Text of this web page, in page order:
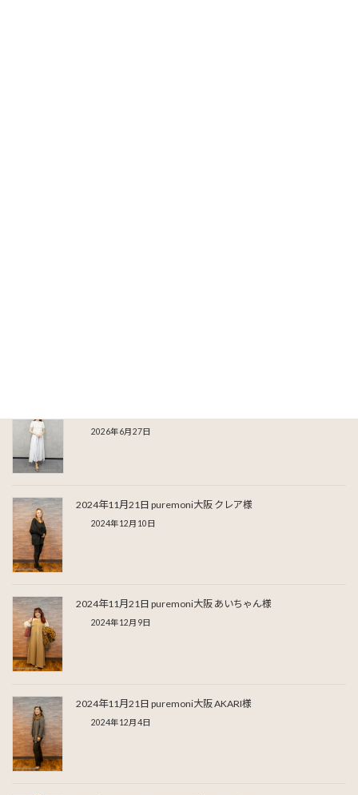
2026年6月27日
2024年11月21日 puremoni大阪 クレア様
2024年12月10日
2024年11月21日 puremoni大阪 あいちゃん様
2024年12月9日
2024年11月21日 puremoni大阪 AKARI様
2024年12月4日